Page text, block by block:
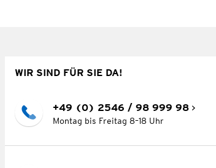
WIR SIND FÜR SIE DA!
+49 (0) 2546 / 98 999 98
Montag bis Freitag 8–18 Uhr